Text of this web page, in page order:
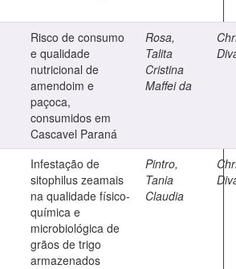
Risco de consumo
e qualidade
nutricional de
amendoim e
paçoca,
consumidos em
Cascavel Paraná
Rosa,
Talita
Cristina
Maffei da
Infestação de
sitophilus zeamais
na qualidade físico-
química e
microbiológica de
grãos de trigo
armazenados
Pintro,
Tania
Claudia